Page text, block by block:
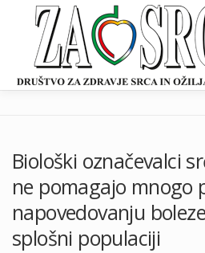
Preskoči
DEJAVNOSTI ODKLOP-I
O NAS DOGODKI
Biološki označevalci
ne pomagajo mnogo
napovedovanju
splošni populaciji